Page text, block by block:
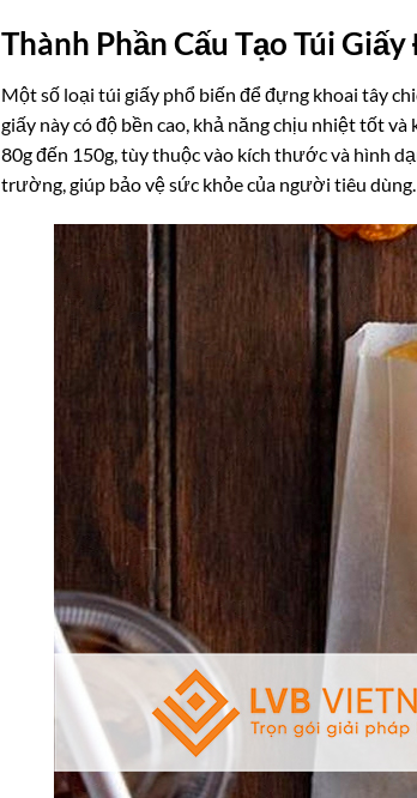
Thành Phần Cấu Tạo Túi
Một số loại túi giấy phổ biến để đựng khoai tây
giấy này có độ bền cao, khả năng chịu nhiệt tốt
80g đến 150g, tùy thuộc vào kích thước và hình
trường, giúp bảo vệ sức khỏe của người tiêu dùng.